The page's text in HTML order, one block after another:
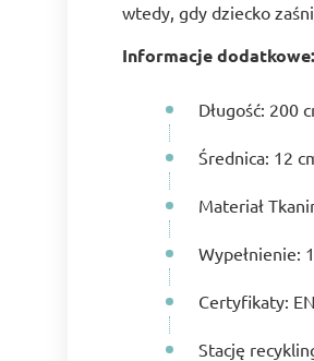
wtedy, gdy dziecko
Informacje dodatkowe:
Długość: 200
Średnica: 12
Materiał
Wypełnienie:
Certyfikaty:
Stację